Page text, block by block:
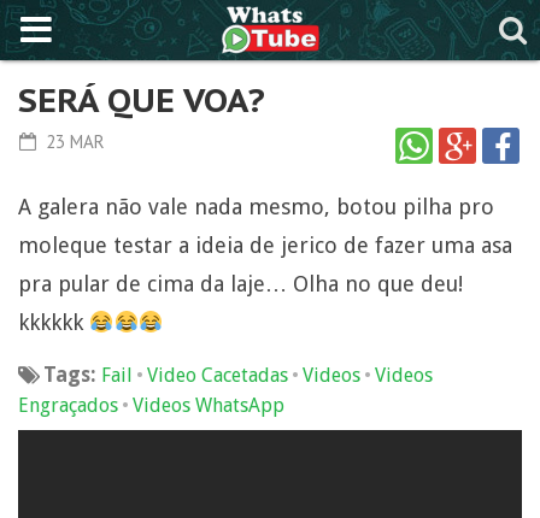
SERÁ QUE VOA?
23 MAR
A galera não vale nada mesmo, botou pilha pro
moleque testar a ideia de jerico de fazer uma asa
pra pular de cima da laje… Olha no que deu!
kkkkkk
Tags: Fail • Video Cacetadas • Videos • Videos
Engraçados • Videos WhatsApp